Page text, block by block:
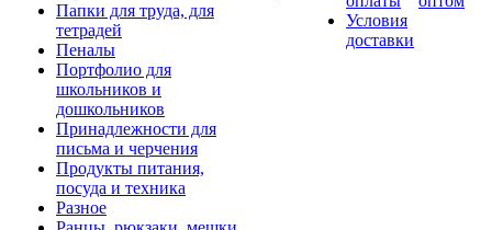
Папки для труда, для
тетрадей
Пеналы
Портфолио для
школьников и
дошкольников
Принадлежности для
письма и черчения
Продукты питания,
посуда и техника
Разное
Условия
доставки